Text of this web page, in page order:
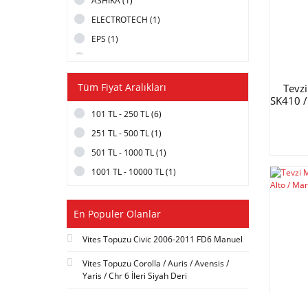
ELECTROTECH (1)
EPS (1)
PHC VALEO (1)
YEC (1)
Tüm Fiyat Aralıkları
101 TL - 250 TL (6)
251 TL - 500 TL (1)
501 TL - 1000 TL (1)
1001 TL - 10000 TL (1)
En Populer Olanlar
Vites Topuzu Civic 2006-2011 FD6 Manuel
Vites Topuzu Corolla / Auris / Avensis /
Yaris / Chr 6 İleri Siyah Deri
SK410